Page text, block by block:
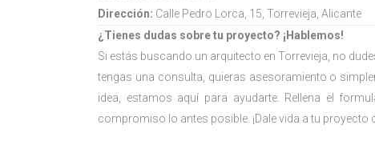
Dirección: Calle Pedro Lorca, 15, Torrevieja, Alicante
¿Tienes dudas sobre tu proyecto? ¡Hablemos!
Si estás buscando un arquitecto en Torrevieja, no
tengas una consulta, quieras asesoramiento o
idea, estamos aquí para ayudarte. Rellena el
compromiso lo antes posible. ¡Dale vida a tu